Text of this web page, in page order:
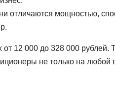
отличаются мощностью,
12 000 до 328 000 рублей.
не только на любой